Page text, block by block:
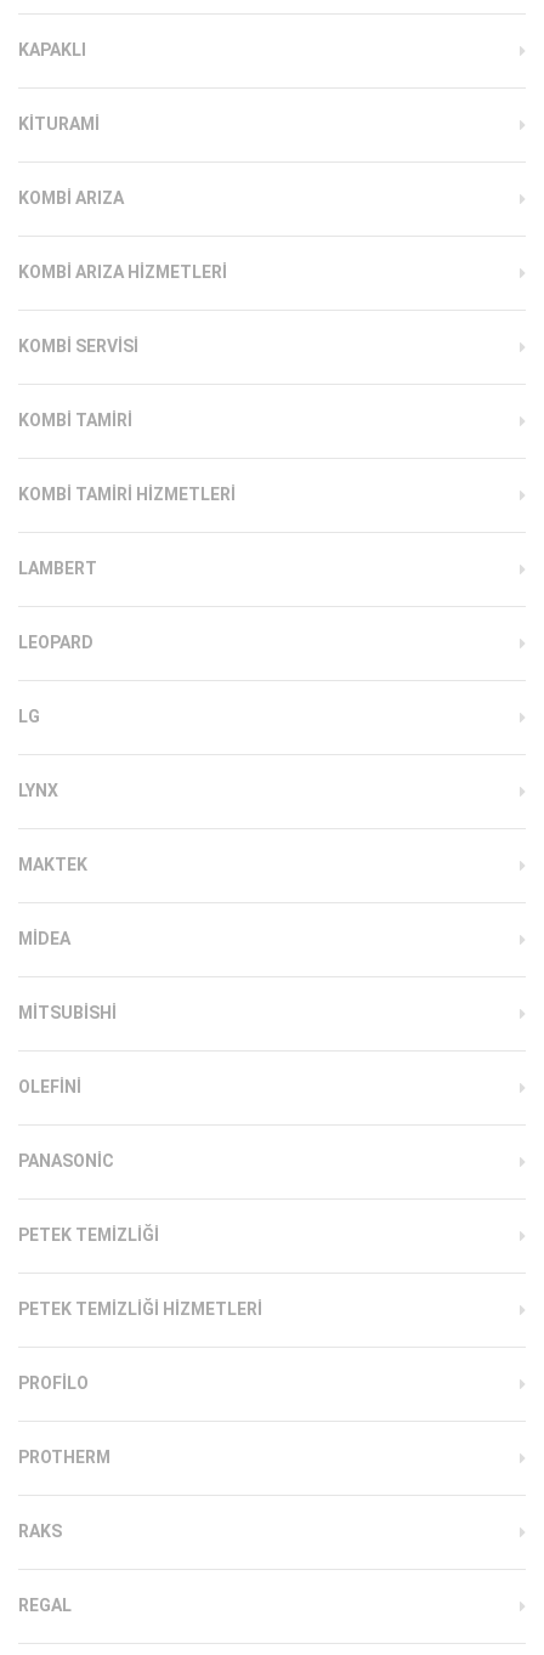
KAPAKLI
KITURAMI
KOMBI ARIZA
KOMBI ARIZA HIZMETLERI
KOMBI SERVISI
KOMBI TAMIRI
KOMBI TAMIRI HIZMETLERI
LAMBERT
LEOPARD
LG
LYNX
MAKTEK
MIDEA
MITSUBISHI
OLEFINI
PANASONIC
PETEK TEMIZLIĞI
PETEK TEMIZLIĞI HIZMETLERI
PROFILO
PROTHERM
RAKS
REGAL